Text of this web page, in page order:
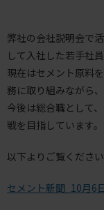
弊社の会社説明会で
して入社した若手社
現在はセメント原料
務に取り組みながら
今後は総合職として
戦を目指しています。
以下よりご覧ください
セメント新聞_10月6